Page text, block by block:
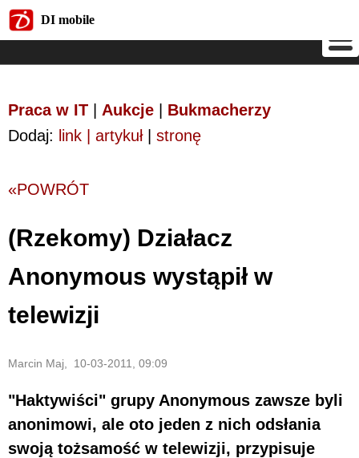
DI mobile
Praca w IT Aukcje
Bukmacherzy
Dodaj: link | artykuł| stronę
«POWRÓT
(Rzekomy) Działacz
Anonymous wystąpił w
telewizji
Marcin Maj, 10-03-2011, 09:09
"Haktywiści" grupy Anonymous zawsze byli
anonimowi, ale oto jeden z nich odsłania
swoją tożsamość w telewizji, przypisuje
DI mobile